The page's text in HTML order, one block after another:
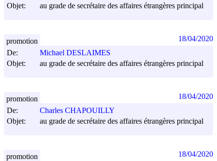
Objet:
au grade de secrétaire des affaires étrangères principal
De:
Michael DESLAIMES
Objet:
au grade de secrétaire des affaires étrangères principal
promotion 18/04/2020
De:
Charles CHAPOUILLY
Objet:
au grade de secrétaire des affaires étrangères principal
promotion 18/04/2020
promotion 18/04/2020